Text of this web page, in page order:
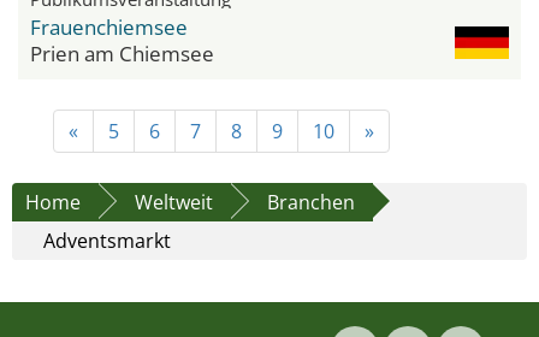
Frauenchiemsee
Prien am Chiemsee
« 5 6 7 8 9 10 »
Home Weltweit
Branchen
Adventsmarkt